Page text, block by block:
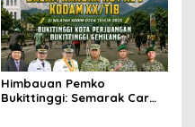
Himbauan Pemko
Bukittinggi: Semarak Car